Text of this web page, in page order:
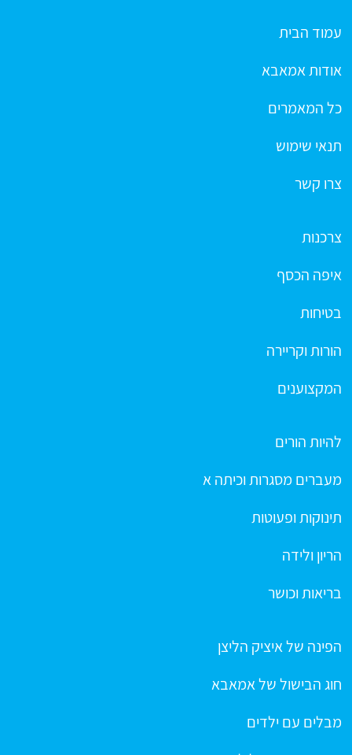
עמוד הבית
אודות אמאבא
כל המאמרים
תנאי שימוש
צרו קשר
צרכנות
איפה הכסף
בטיחות
הורות וקריירה
המקצוענים
להיות הורים
מעברים מסגרות וכיתה א
תינוקות ופעוטות
הריון ולידה
בריאות וכושר
הפינה של איציק הליצן
חוג הבישול של אמאבא
מבלים עם ילדים